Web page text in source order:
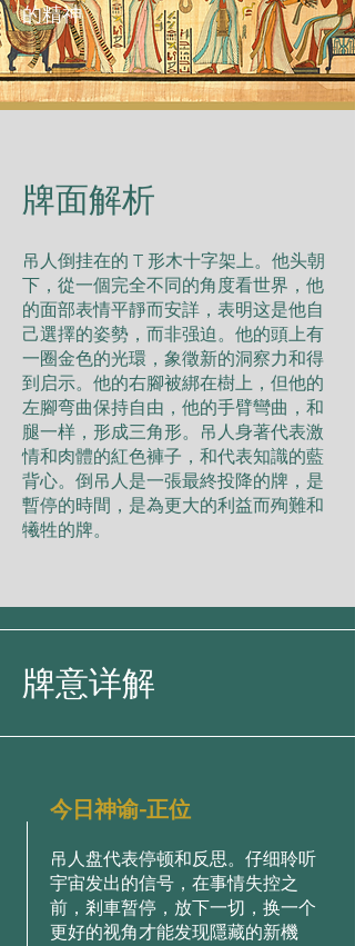
的精神
​牌面解析
吊人倒挂在的 T 形木十字架上。他头朝
下，從一個完全不同的角度看世界，他
的面部表情平靜而安詳，表明这是他自
己選擇的姿勢，而非强迫。他的頭上有
一圈金色的光環，象徵新的洞察力和得
到启示。他的右腳被綁在樹上，但他的
左腳弯曲保持自由，他的手臂彎曲，和
腿一样，形成三角形。吊人身著代表激
情和肉體的紅色褲子，和代表知識的藍
背心。倒吊人是一張最終投降的牌，是
暫停的時間，是為更大的利益而殉難和
犧牲的牌。
牌意详解
今日神谕-正位
吊人盘代表停顿和反思。仔细聆听
宇宙发出的信号，在事情失控之
前，剎車暂停，放下一切，换一个
更好的视角才能发现隱藏的新機